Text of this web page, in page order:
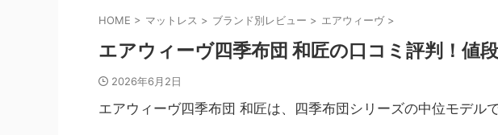
HOME > マットレス > ブランド別レビュー > エアウィーヴ >
エアウィーヴ四季布団 和匠の口コミ評判！値
2026年6月2日
エアウィーヴ四季布団 和匠は、四季布団シリーズの中位モデルで